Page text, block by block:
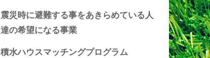
震災時に避難する事をあきらめている人
達の希望になる事業
積水ハウスマッチングプログラム